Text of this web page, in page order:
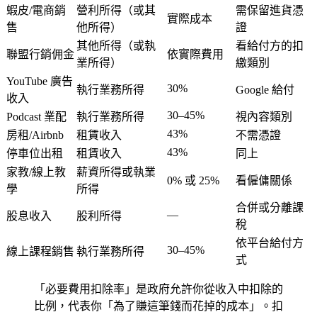
蝦皮/電商銷
售
營利所得（或其
他所得）
實際成本
需保留進貨憑
證
聯盟行銷佣金
其他所得（或執
業所得）
依實際費用
看給付方的扣
繳類別
YouTube 廣告
收入
執行業務所得 30% Google 給付
Podcast 業配 執行業務所得 30–45%
視內容類別
房租/Airbnb
租賃收入 43%
不需憑證
停車位出租
租賃收入 43%
同上
家教/線上教
學
薪資所得或執業
所得
0% 或 25% 看僱傭關係
股息收入 股利所得 —
合併或分離課
稅
線上課程銷售 執行業務所得 30–45%
依平台給付方
式
「必要費用扣除率」是政府允許你從收入中扣除的
比例，代表你「為了賺這筆錢而花掉的成本」。扣